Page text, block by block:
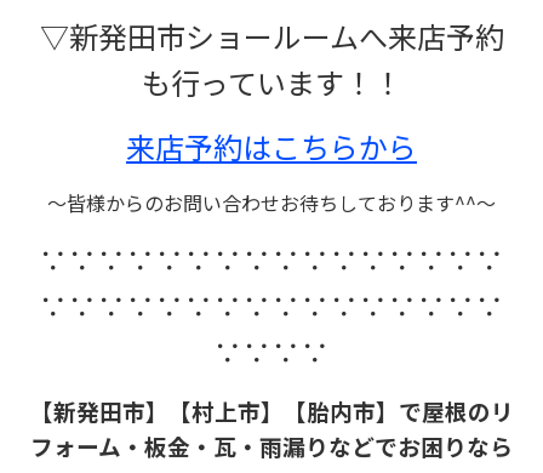
▽新発田市ショールームへ来店予約
も行っています！！
来店予約はこちらから
～皆様からのお問い合わせお待ちしております^^～
∵∵∵∵∵∵∵∵∵∵∵∵∵∵∵∵
∵∵∵∵∵∵∵∵∵∵∵∵∵∵∵∵
∵∵∵∵
【新発田市】【村上市】【胎内市】で屋根のリ
フォーム・板金・瓦・雨漏りなどでお困りなら